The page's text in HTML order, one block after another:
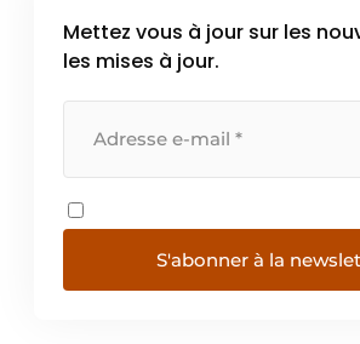
Mettez vous à jour sur les
les mises à jour.
S'abonner à la